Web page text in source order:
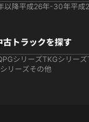
以降平成26年-30年平成
古トラックを探す
シリーズTKGシリーズ
リーズその他